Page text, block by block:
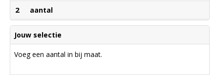
2 aantal
Jouw selectie
Voeg een aantal in bij maat.